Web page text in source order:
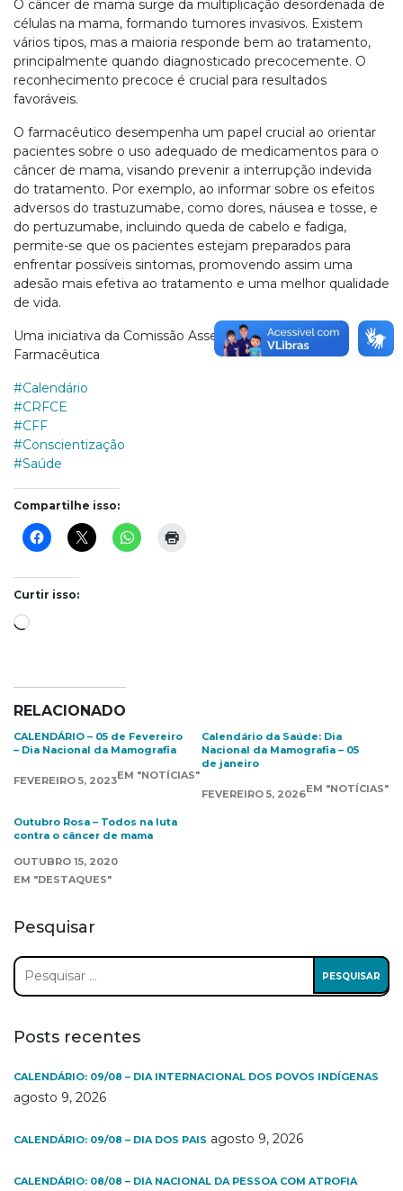
O câncer de mama surge da multiplicação desordenada de
células na mama, formando tumores invasivos. Existem
vários tipos, mas a maioria responde bem ao tratamento,
principalmente quando diagnosticado precocemente. O
reconhecimento precoce é crucial para resultados
favoráveis.
O farmacêutico desempenha um papel crucial ao orientar
pacientes sobre o uso adequado de medicamentos para o
câncer de mama, visando prevenir a interrupção indevida
do tratamento. Por exemplo, ao informar sobre os efeitos
adversos do trastuzumabe, como dores, náusea e tosse, e
do pertuzumabe, incluindo queda de cabelo e fadiga,
permite-se que os pacientes estejam preparados para
enfrentar possíveis sintomas, promovendo assim uma
adesão mais efetiva ao tratamento e uma melhor qualidade
de vida.
Uma iniciativa da Comissão Assessora da Mulher
Farmacêutica
#Calendário
#CRFCE
#CFF
#Conscientização
#Saúde
Compartilhe isso:
Curtir isso:
Carregando...
RELACIONADO
CALENDÁRIO – 05 de Fevereiro
– Dia Nacional da Mamografia
FEVEREIRO 5, 2023EM "NOTÍCIAS"
Calendário da Saúde: Dia
Nacional da Mamografia – 05
de janeiro
FEVEREIRO 5, 2026EM "NOTÍCIAS"
Outubro Rosa – Todos na luta
contra o câncer de mama
OUTUBRO 15, 2020
EM "DESTAQUES"
Pesquisar
Pesquisar
por:
Posts recentes
CALENDÁRIO: 09/08 – DIA INTERNACIONAL DOS POVOS INDÍGENAS
agosto 9, 2026
CALENDÁRIO: 09/08 – DIA DOS PAIS agosto 9, 2026
CALENDÁRIO: 08/08 – DIA NACIONAL DA PESSOA COM ATROFIA